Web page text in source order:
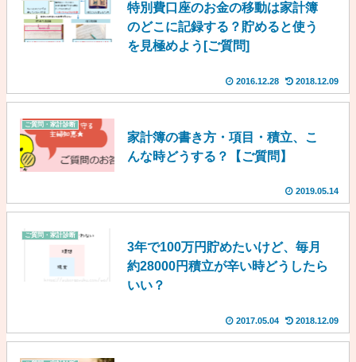
特別費口座のお金の移動は家計簿
のどこに記録する？貯めると使う
を見極めよう[ご質問]
2016.12.28 2018.12.09
ご質問・家計診断
家計簿の書き方・項目・積立、こ
んな時どうする？【ご質問】
2019.05.14
ご質問・家計診断
3年で100万円貯めたいけど、毎月
約28000円積立が辛い時どうしたら
いい？
2017.05.04 2018.12.09